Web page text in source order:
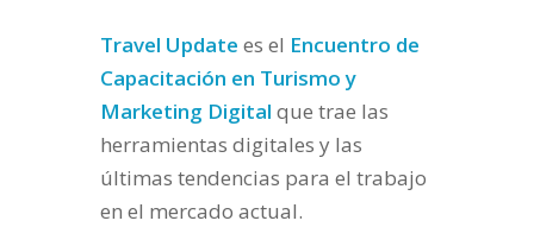
Travel Update es el Encuentro de
Capacitación en Turismo y
Marketing Digital que trae las
herramientas digitales y las
últimas tendencias para el trabajo
en el mercado actual.